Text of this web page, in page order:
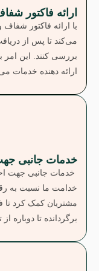
ارائه فاکتور شفاف
با ارائه فاکتور شفاف
می‌کند تا پس از
بررسی کنند. این امر
ارائه دهنده خدمات
خدمات جانبی
خدمات جانبی جهت
خدامت ما نسبت به
مشتریان کمک کرد تا
برگردانده تا دوباره